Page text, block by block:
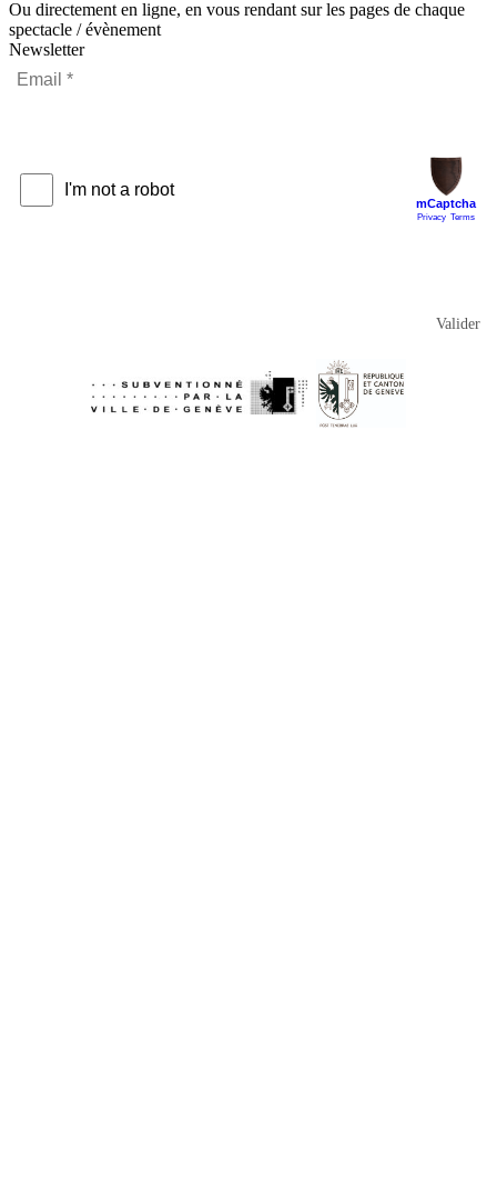
Ou directement en ligne, en vous rendant sur les pages de chaque
spectacle / évènement
Newsletter